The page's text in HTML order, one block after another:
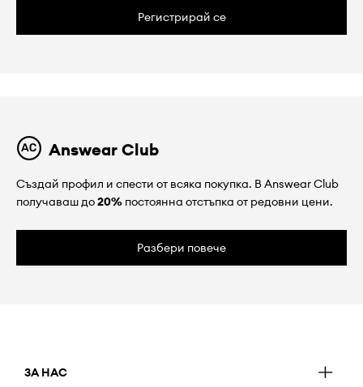
Регистрирай се
Answear Club
Създай профил и спести от всяка покупка. В Answear Club
получаваш до20% постоянна отстъпка от редовни цени.
Разбери повече
ЗА НАС